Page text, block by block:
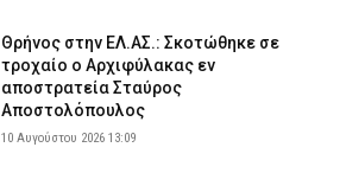
Θρήνος στην ΕΛ.ΑΣ.: Σκοτώθηκε σε
τροχαίο ο Αρχιφύλακας εν
αποστρατεία Σταύρος
Αποστολόπουλος
10 Αυγούστου 2026 13:09